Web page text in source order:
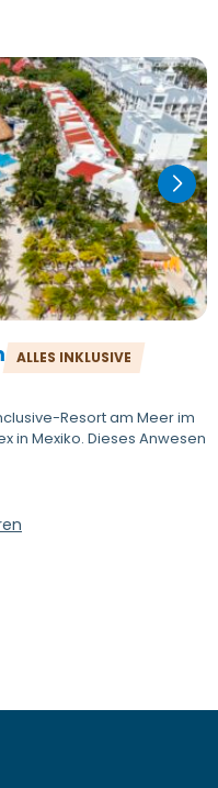
ALLES INKLUSIVE
Resort am Meer im
in Mexiko. Dieses Anwesen